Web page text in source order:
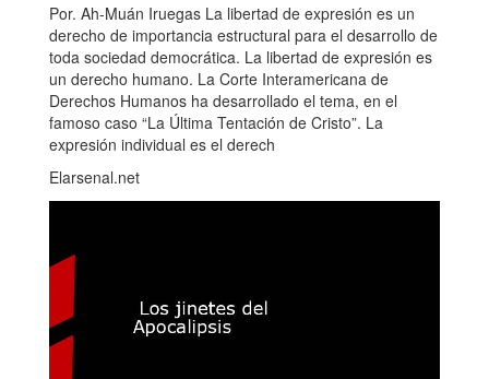
Por. Ah-Muán Iruegas La libertad de expresión es un
derecho de importancia estructural para el desarrollo de
toda sociedad democrática. La libertad de expresión es
un derecho humano. La Corte Interamericana de
Derechos Humanos ha desarrollado el tema, en el
famoso caso “La Última Tentación de Cristo”. La
expresión individual es el derech
Elarsenal.net